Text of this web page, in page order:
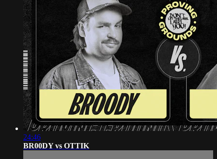
24:46
BR00DY vs OTTIK